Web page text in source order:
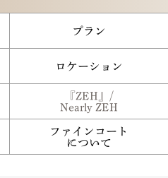
プラン
ロケーション
『ZEH』/
Nearly ZEH
ファインコート
について